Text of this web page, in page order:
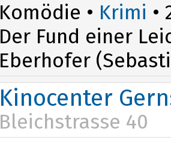
Komödie • Krimi •
Der Fund einer
Eberhofer
Kinocenter
Bleichstrasse 40